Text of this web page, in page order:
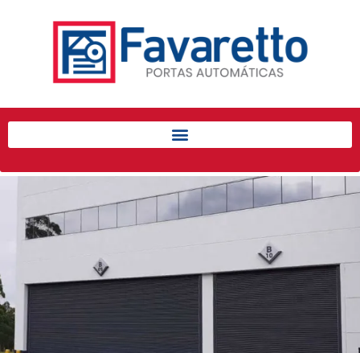
Início
Produtos
Automatizadores
Acessórios Para Portas de
Enrolar
Pintura eletrostática
Portfólio
Contato